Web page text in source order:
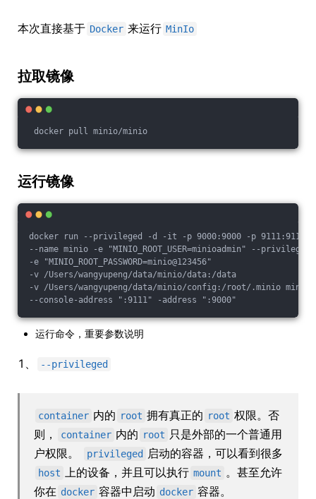
本次直接基于 Docker 来运行 MinIo
拉取镜像
docker pull minio/minio
运行镜像
docker run --privileged -d -it -p 9000:9000 -p 9111:9111
--name minio -e "MINIO_ROOT_USER=minioadmin" --
-e "MINIO_ROOT_PASSWORD=minio@123456"
-v /Users/wangyupeng/data/minio/data:/data
-v /Users/wangyupeng/data/minio/config:/root/.minio
--console-address ":9111" -address ":9000"
运行命令，重要参数说明
1、 --privileged
container 内的 root 拥有真正的 root 权限。否
则，
container 内的 root 只是外部的一个普通用
户权限。
privileged 启动的容器，可以看到很多
host 上的设备，并且可以执行 mount 。甚至允许
你在 docker 容器中启动 docker 容器。